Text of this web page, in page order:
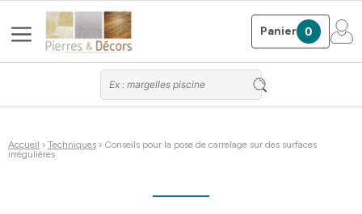
au
contenu
Menu Panier 0
Accueil › Techniques › Conseils pour la pose de carrelage sur des surfaces
irrégulières